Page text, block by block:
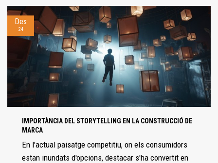
Des
24
IMPORTÀNCIA DEL STORYTELLING EN LA CONSTRUCCIÓ DE
MARCA
En l'actual paisatge competitiu, on els consumidors
estan inundats d'opcions, destacar s'ha convertit en